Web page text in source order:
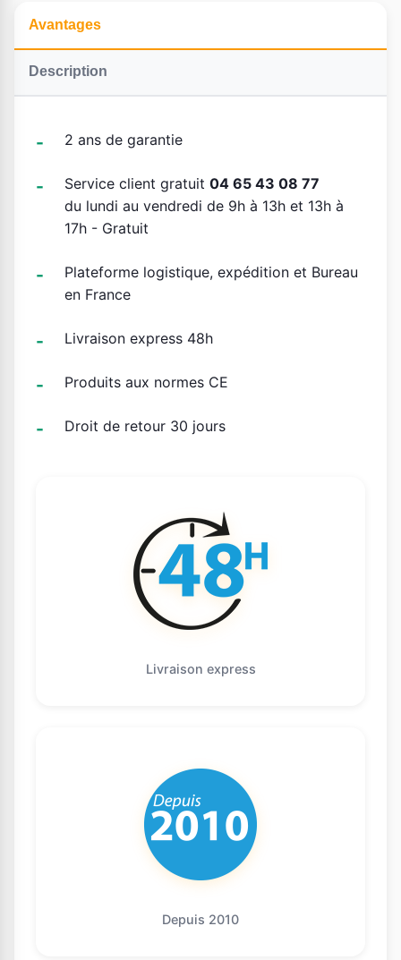
Avantages
Description
2 ans de garantie
Service client gratuit 04 65 43 08 77
du lundi au vendredi de 9h à 13h et 13h à
17h - Gratuit
Plateforme logistique, expédition et Bureau
en France
Livraison express 48h
Produits aux normes CE
Droit de retour 30 jours
Livraison express
Depuis 2010